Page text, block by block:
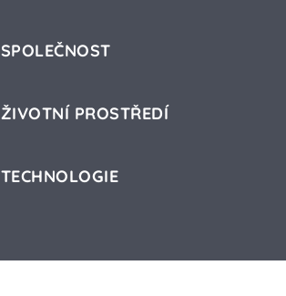
SPOLEČNOST
ŽIVOTNÍ PROSTŘEDÍ
TECHNOLOGIE